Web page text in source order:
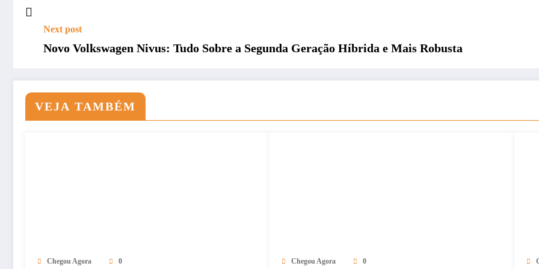
Next post
Novo Volkswagen Nivus: Tudo Sobre a Segunda Geração Híbrida e Mais Robusta
VEJA TAMBÉM
Chegou Agora 0 Chegou Agora 0